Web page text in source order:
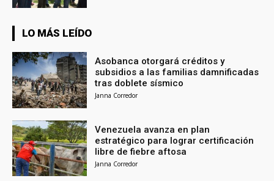
LO MÁS LEÍDO
Asobanca otorgará créditos y
subsidios a las familias damnificadas
tras doblete sísmico
Janna Corredor
Venezuela avanza en plan
estratégico para lograr certificación
libre de fiebre aftosa
Janna Corredor